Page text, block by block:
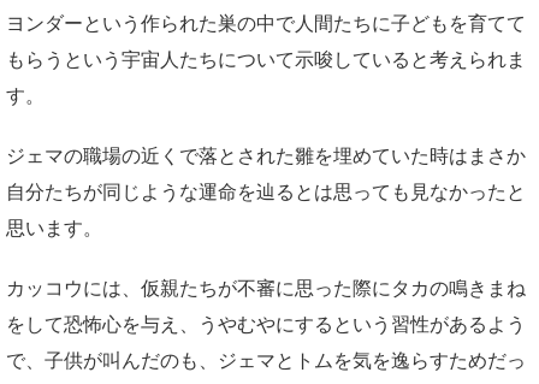
ヨンダーという作られた巣の中で人間たちに子どもを育てて
もらうという宇宙人たちについて示唆していると考えられま
す。
ジェマの職場の近くで落とされた雛を埋めていた時はまさか
自分たちが同じような運命を辿るとは思っても見なかったと
思います。
カッコウには、仮親たちが不審に思った際にタカの鳴きまね
をして恐怖心を与え、うやむやにするという習性があるよう
で、子供が叫んだのも、ジェマとトムを気を逸らすためだっ